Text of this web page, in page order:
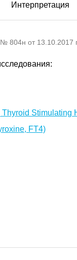
Интерпретация
804н от 13.10.2017
Stimulating
FT4)